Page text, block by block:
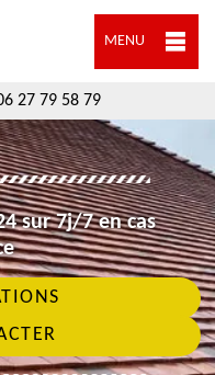
MENU
27 79 58 79
sur 7j/7 en cas